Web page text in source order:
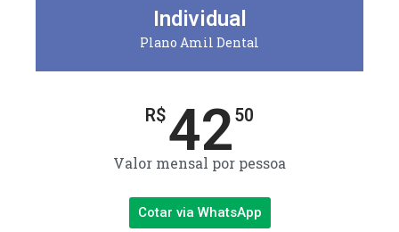
Individual
Plano Amil Dental
R$4250
Valor mensal por pessoa
Cotar via WhatsApp